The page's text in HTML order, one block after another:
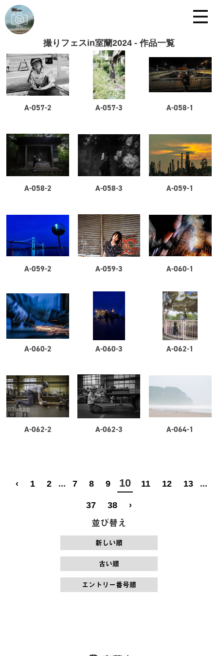
撮りフェスin室蘭2024 - 作品一覧
A-057-2 A-057-3 A-058-1
A-058-2 A-058-3 A-059-1
A-059-2 A-059-3 A-060-1
A-060-2 A-060-3 A-062-1
A-062-2 A-062-3 A-064-1
‹ 1 2 ... 7 8 9 10 11 12 13 ...
37 38 ›
並び替え
新しい順
古い順
エントリー番号順